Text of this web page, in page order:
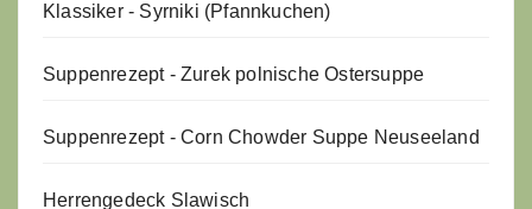
Klassiker - Syrniki (Pfannkuchen)
Suppenrezept - Zurek polnische Ostersuppe
Suppenrezept - Corn Chowder Suppe Neuseeland
Herrengedeck Slawisch